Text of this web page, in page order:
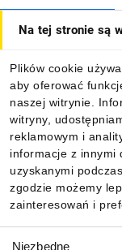
Na tej stronie są
Plików cookie
aby oferować
naszej witrynie.
witryny,
reklamowym i
informacje z innymi
uzyskanymi
zgodzie możemy
zainteresowań i
Niezbędne
Informacje